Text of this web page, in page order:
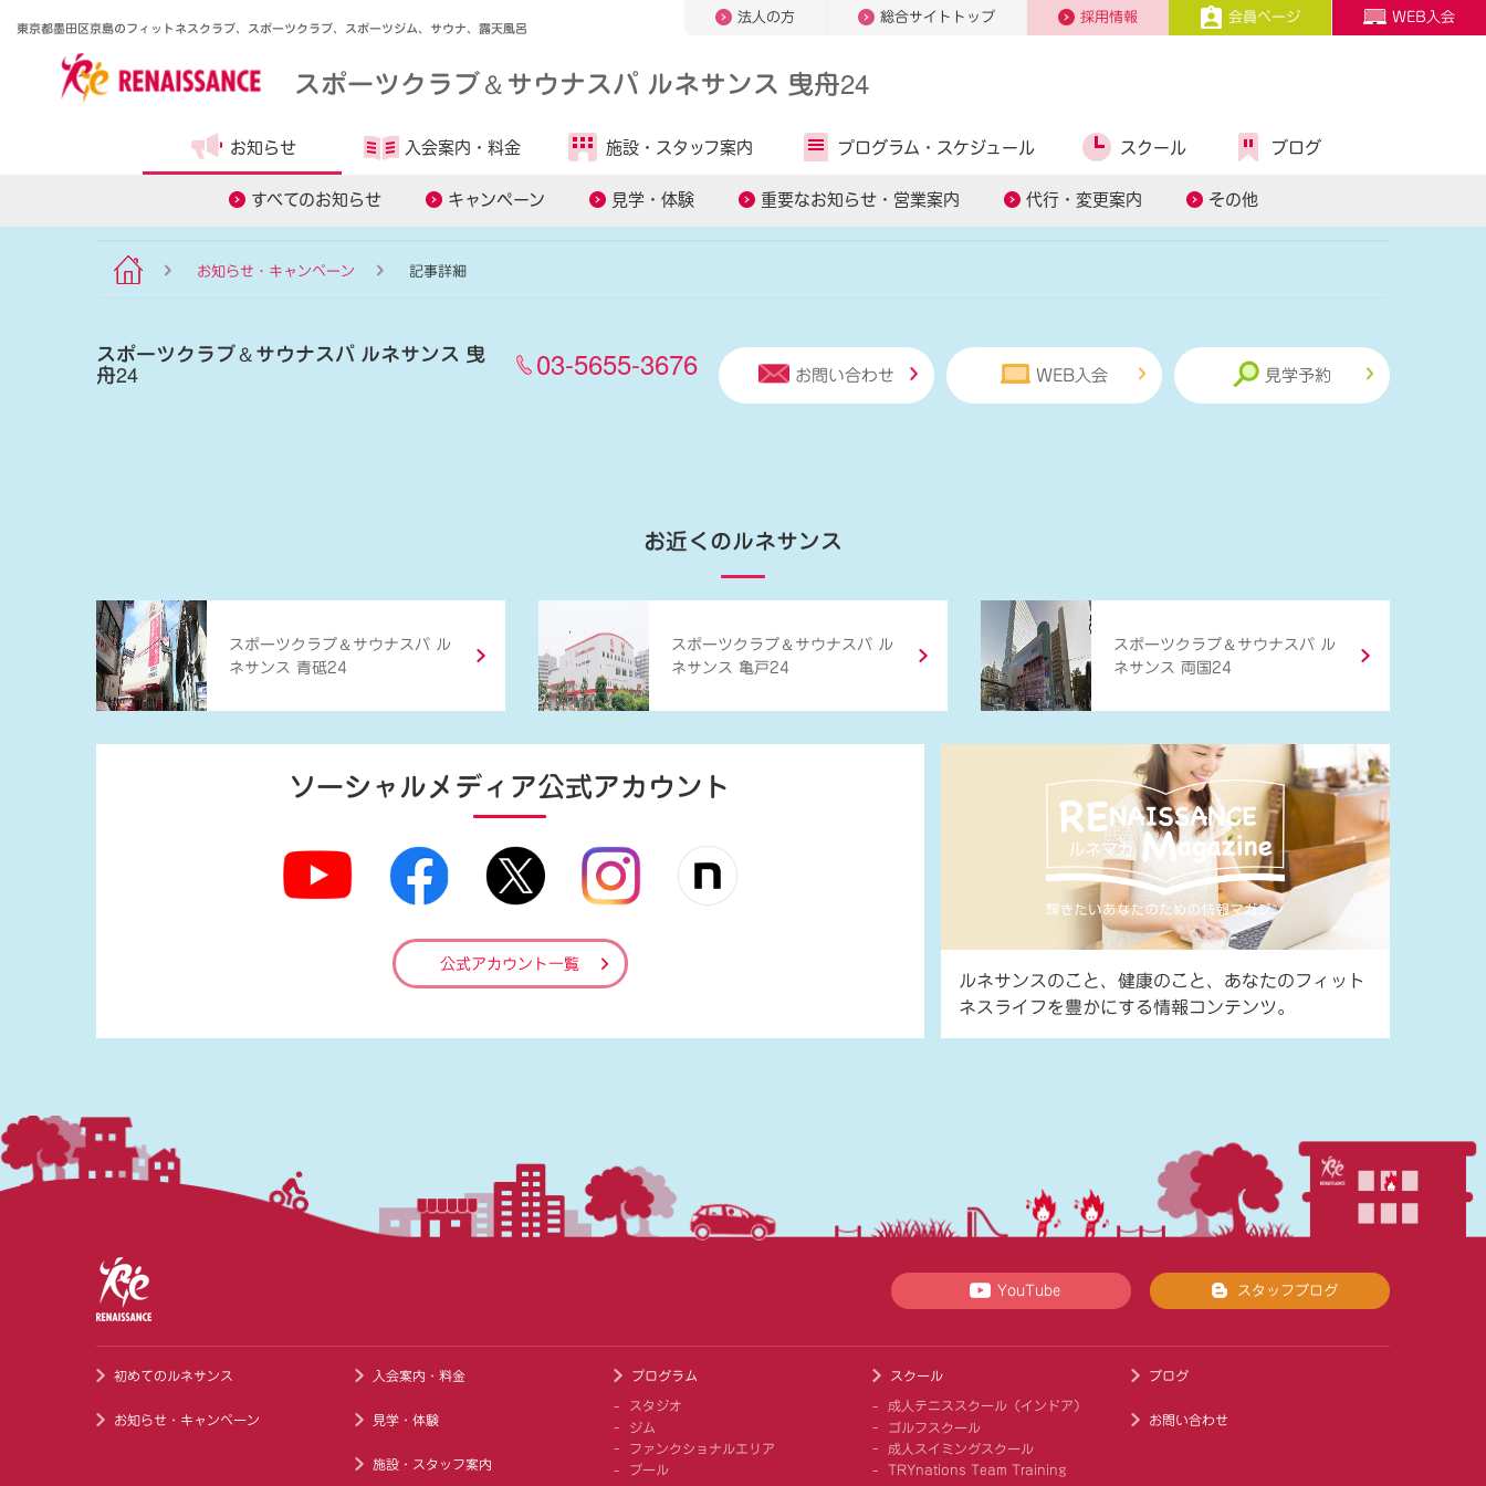
東京都墨田区京島のフィットネスクラブ、スポーツクラブ、スポーツジム、サウナ、露天風呂
法人の方 総合サイトトップ 採用情報 会員ページ WEB入会
スポーツクラブ＆サウナスパ ルネサンス 曳舟24
お知らせ
すべてのお知らせ キャンペーン 見学・体験 重要なお知らせ・営業案内 代行・変更案内 その他
入会案内・ 料金 施設・ スタッフ案内 プログラム・ スケジュール スクール ブログ
人気キーワードから探す
食事管理アプリ オンラインレッスン スマートテニスレッスン パーソナルトレーニング 糖質コントロール スタッフ募集
お知らせ・キャンペーン 記事詳細
スポーツクラブ＆サウナスパ ルネサンス 曳
舟24 03-5655-3676 お問い合わせ WEB入会 見学予約
お近くのルネサンス
スポーツクラブ ＆ サウナスパ ル
ネサンス 青砥24
スポーツクラブ ＆ サウナスパ ル
ネサンス 亀戸24
スポーツクラブ ＆ サウナスパ ル
ネサンス 両国24
ソーシャルメディア公式アカウント
公式アカウント一覧
ルネサンスのこと、健康のこと、あなたのフィット
ネスライフを豊かにする情報コンテンツ。
YouTube スタッフブログ
初めてのルネサンス
お知らせ・キャンペーン
入会案内・料金
見学・体験
施設・スタッフ案内
プログラム
スタジオ
ジム
ファンクショナルエリア
プール
スクール
成人テニススクール（インドア）
ゴルフスクール
成人スイミングスクール
TRYnations Team Training
ブログ
お問い合わせ